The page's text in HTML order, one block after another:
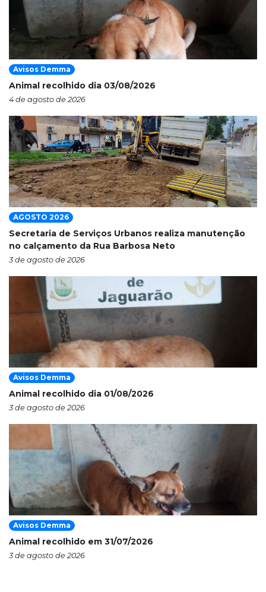
Avisos Demma
Animal recolhido dia 03/08/2026
4 de agosto de 2026
AGOSTO 2026
Secretaria de Serviços Urbanos realiza manutenção
no calçamento da Rua Barbosa Neto
3 de agosto de 2026
Avisos Demma
Animal recolhido dia 01/08/2026
3 de agosto de 2026
Avisos Demma
Animal recolhido em 31/07/2026
3 de agosto de 2026